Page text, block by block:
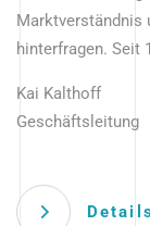
Marktverständnis
hinterfragen. Seit
Kai Kalthoff
Geschäftsleitung